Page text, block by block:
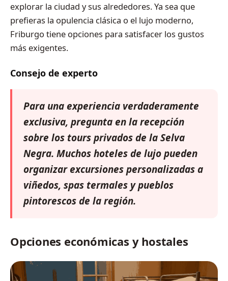
explorar la ciudad y sus alrededores. Ya sea que
prefieras la opulencia clásica o el lujo moderno,
Friburgo tiene opciones para satisfacer los gustos
más exigentes.
Consejo de experto
Para una experiencia verdaderamente
exclusiva, pregunta en la recepción
sobre los tours privados de la Selva
Negra. Muchos hoteles de lujo pueden
organizar excursiones personalizadas a
viñedos, spas termales y pueblos
pintorescos de la región.
Opciones económicas y hostales